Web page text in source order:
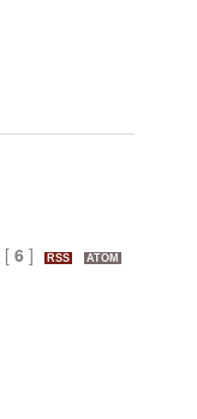
[6 ] RSS ATOM